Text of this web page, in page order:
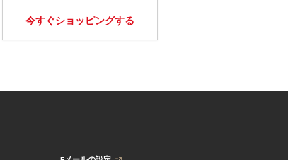
今すぐショッピングする